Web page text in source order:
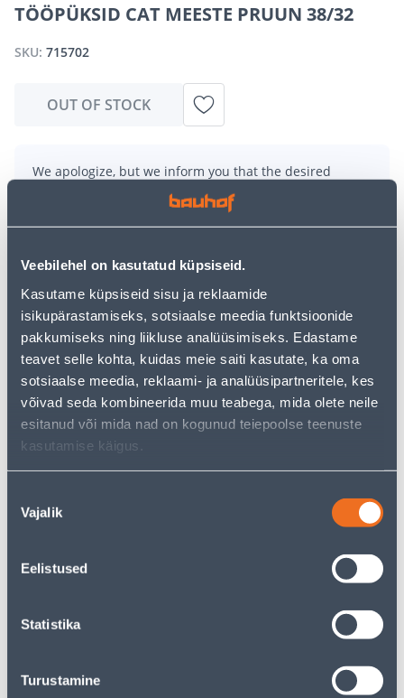
Veebilehel on kasutatud küpsiseid.
Kasutame küpsiseid sisu ja reklaamide
isikupärastamiseks, sotsiaalse meedia funktsioonide
pakkumiseks ning liikluse analüüsimiseks. Edastame
teavet selle kohta, kuidas meie saiti kasutate, ka oma
sotsiaalse meedia, reklaami- ja analüüsipartneritele, kes
võivad seda kombineerida muu teabega, mida olete neile
esitanud või mida nad on kogunud teiepoolse teenuste
kasutamise käigus.
valik
Vajalik
Eelistused
Statistika
Turustamine
TÖÖPÜKSID CAT MEESTE PRUUN 38/32
SKU: 715702
OUT OF STOCK
We apologize, but we inform you that the desired
high demand. However, we offer excellent alternatives
from the sameproduct category, which can bring you
But your shopping pleasure doesn't have to end here -
homepageor use our powerful search function to
discover even more great options. Happy shopping!
• Meeste vastupidavad tööpüksid.
• Tugevdatud põlveosa.
• Pükstel on multifunktsionaalsed taskud.
• Suurus 38/32, värvus: pruun.